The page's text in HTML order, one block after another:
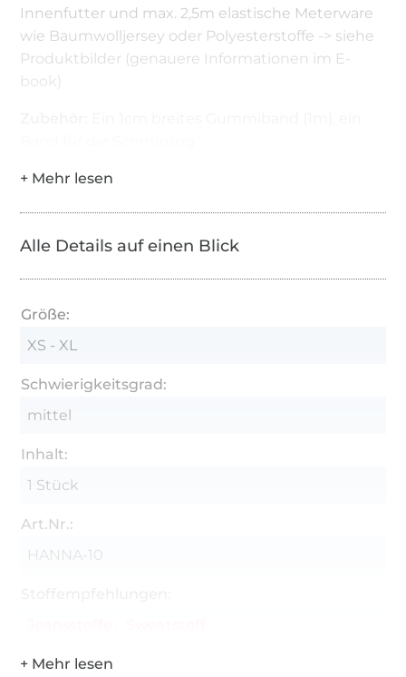
Innenfutter und max. 2,5m elastische Meterware
wie Baumwolljersey oder Polyesterstoffe -> siehe
Produktbilder (genauere Informationen im E-
book)
Hinweis:Die Schnittmuster-PDF Dateien im
Alle Details auf einen Blick
Größe:
XS - XL
Schwierigkeitsgrad:
mittel
Inhalt:
1 Stück
Art.Nr.:
HANNA-10